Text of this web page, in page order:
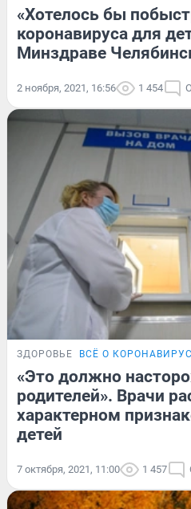
«Хотелось бы
коронавируса для
Минздраве
2 ноября, 2021, 16:56 1 454
ЗДОРОВЬЕ ВСЁ О
«Это должно
родителей». Врачи
характерном
детей
7 октября, 2021, 11:00 1 457